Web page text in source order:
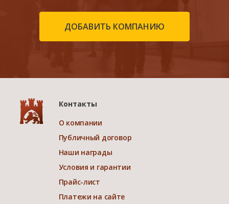
ДОБАВИТЬ КОМПАНИЮ
Контакты
О компании
Публичный договор
Наши награды
Условия и гарантии
Прайс-лист
Платежи на сайте